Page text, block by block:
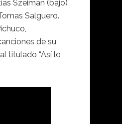
Szeiman (bajo)
Salguero.
de su
titulado “Así lo